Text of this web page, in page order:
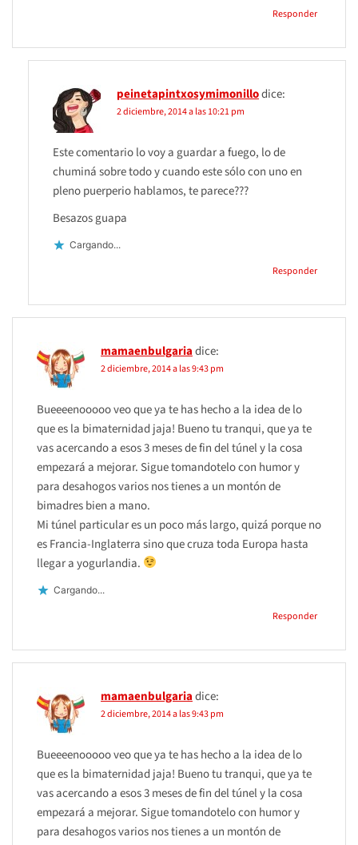
Responder
peinetapintxosymimonillodice:
2 diciembre, 2014 a las 10:21 pm
Este comentario lo voy a guardar a fuego, lo de
chuminá sobre todo y cuando este sólo con uno en
pleno puerperio hablamos, te parece???
Besazos guapa
Cargando...
Responder
mamaenbulgariadice:
2 diciembre, 2014 a las 9:43 pm
Bueeeenooooo veo que ya te has hecho a la idea de lo
que es la bimaternidad jaja! Bueno tu tranqui, que ya te
vas acercando a esos 3 meses de fin del túnel y la cosa
empezará a mejorar. Sigue tomandotelo con humor y
para desahogos varios nos tienes a un montón de
bimadres bien a mano.
Mi túnel particular es un poco más largo, quizá porque no
es Francia-Inglaterra sino que cruza toda Europa hasta
llegar a yogurlandia.
Cargando...
Responder
mamaenbulgariadice:
2 diciembre, 2014 a las 9:43 pm
Bueeeenooooo veo que ya te has hecho a la idea de lo
que es la bimaternidad jaja! Bueno tu tranqui, que ya te
vas acercando a esos 3 meses de fin del túnel y la cosa
empezará a mejorar. Sigue tomandotelo con humor y
para desahogos varios nos tienes a un montón de